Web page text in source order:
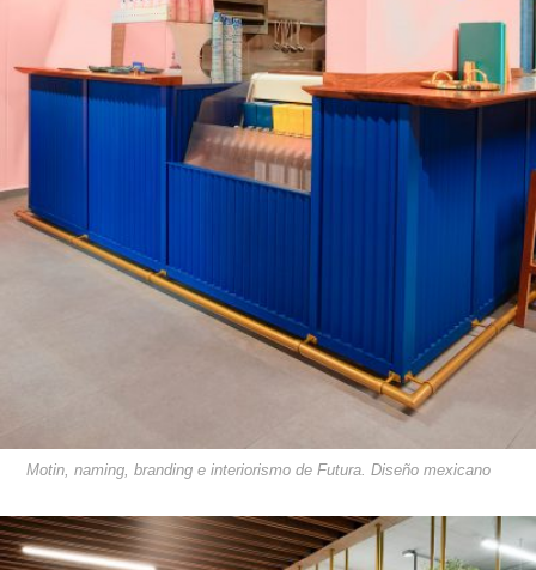
Motin, naming, branding e interiorismo de Futura. Diseño mexicano